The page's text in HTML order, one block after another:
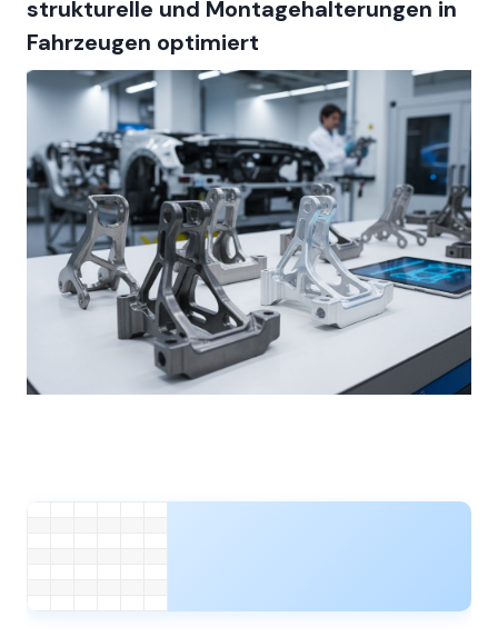
strukturelle und Montagehalterungen in
Fahrzeugen optimiert